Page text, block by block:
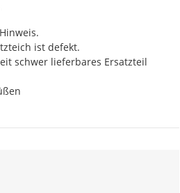
ist defekt.
schwer lieferbares Ersatzteil